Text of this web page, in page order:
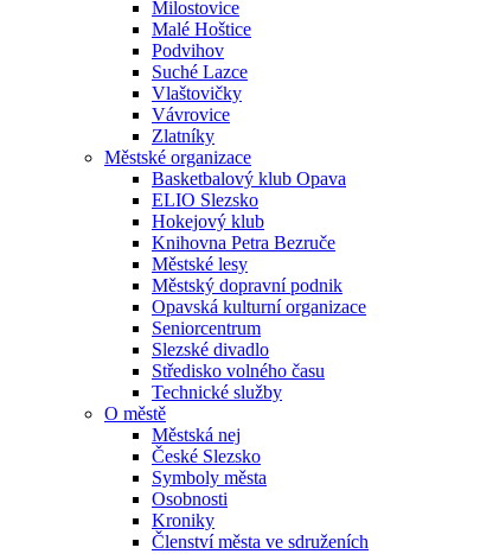
Milostovice
Malé Hoštice
Podvihov
Suché Lazce
Vlaštovičky
Vávrovice
Zlatníky
Městské organizace
Basketbalový klub Opava
ELIO Slezsko
Hokejový klub
Knihovna Petra Bezruče
Městské lesy
Městský dopravní podnik
Opavská kulturní organizace
Seniorcentrum
Slezské divadlo
Středisko volného času
Technické služby
O městě
Městská nej
České Slezsko
Symboly města
Osobnosti
Kroniky
Členství města ve sdruženích